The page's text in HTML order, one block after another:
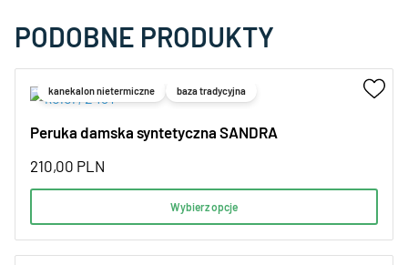
PODOBNE PRODUKTY
kanekalon nietermiczne baza tradycyjna
Peruka damska syntetyczna SANDRA
210,00 PLN
Wybierz opcje